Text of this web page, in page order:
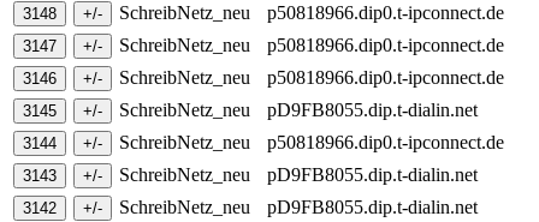
SchreibNetz_neu
p50818966.dip0.t-ipconnect.de
SchreibNetz_neu
p50818966.dip0.t-ipconnect.de
SchreibNetz_neu
p50818966.dip0.t-ipconnect.de
SchreibNetz_neu
pD9FB8055.dip.t-dialin.net
SchreibNetz_neu
p50818966.dip0.t-ipconnect.de
SchreibNetz_neu
pD9FB8055.dip.t-dialin.net
SchreibNetz_neu
pD9FB8055.dip.t-dialin.net